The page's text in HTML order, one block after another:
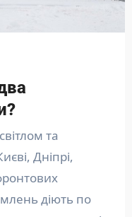
Дніпрі,
діють по